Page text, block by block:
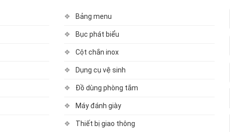
Bảng menu
Bục phát biểu
Cột chắn inox
Dụng cụ vệ sinh
Đồ dùng phòng tắm
Máy đánh giày
Thiết bị giao thông